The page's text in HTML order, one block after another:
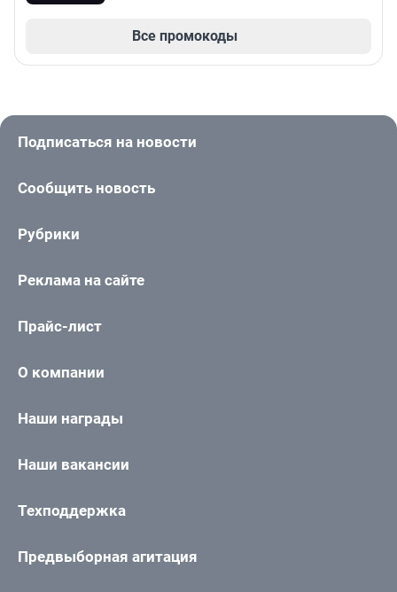
Все промокоды
Подписаться на новости
Сообщить новость
Рубрики
Реклама на сайте
Прайс-лист
О компании
Наши награды
Наши вакансии
Техподдержка
Предвыборная агитация